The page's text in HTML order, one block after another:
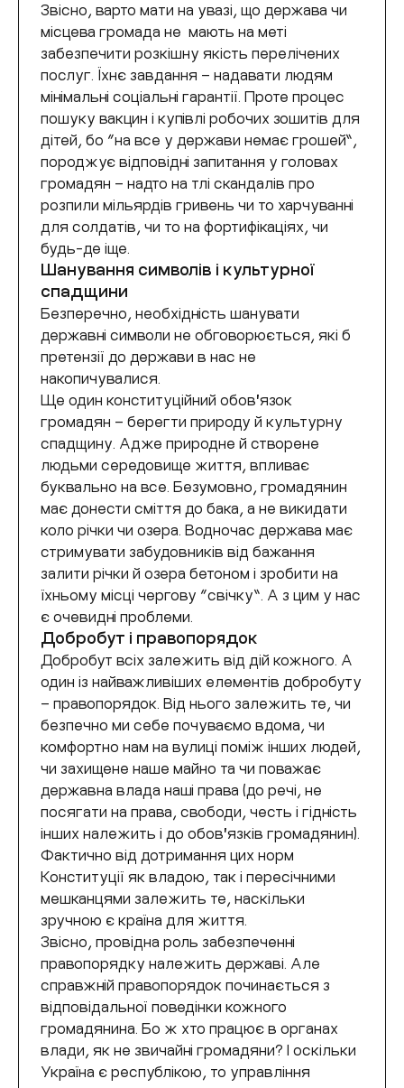
Звісно, варто мати на увазі, що держава чи
місцева громада не мають на меті
забезпечити розкішну якість перелічених
послуг. Їхнє завдання – надавати людям
мінімальні соціальні гарантії. Проте процес
пошуку вакцин і купівлі робочих зошитів для
дітей, бо “на все у держави немає грошей”,
породжує відповідні запитання у головах
громадян – надто на тлі скандалів про
розпили мільярдів гривень чи то харчуванні
для солдатів, чи то на фортифікаціях, чи
будь-де іще.
Шанування символів і культурної
спадщини
Безперечно, необхідність шанувати
державні символи не обговорюється, які б
претензії до держави в нас не
накопичувалися.
Ще один конституційний обовʼязок
громадян – берегти природу й культурну
спадщину. Адже природне й створене
людьми середовище життя, впливає
буквально на все. Безумовно, громадянин
має донести сміття до бака, а не викидати
коло річки чи озера. Водночас держава має
стримувати забудовників від бажання
залити річки й озера бетоном і зробити на
їхньому місці чергову “свічку”. А з цим у нас
є очевидні проблеми.
Добробут і правопорядок
Добробут всіх залежить від дій кожного. А
один із найважливіших елементів добробуту
– правопорядок. Від нього залежить те, чи
безпечно ми себе почуваємо вдома, чи
комфортно нам на вулиці поміж інших людей,
чи захищене наше майно та чи поважає
державна влада наші права (до речі, не
посягати на права, свободи, честь і гідність
інших належить і до обовʼязків громадянин).
Фактично від дотримання цих норм
Конституції як владою, так і пересічними
мешканцями залежить те, наскільки
зручною є країна для життя.
Звісно, провідна роль забезпеченні
правопорядку належить державі. Але
справжній правопорядок починається з
відповідальної поведінки кожного
громадянина. Бо ж хто працює в органах
влади, як не звичайні громадяни? І оскільки
Україна є республікою, то управління